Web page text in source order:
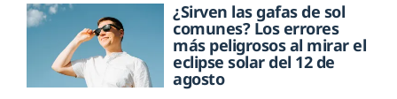
¿Sirven las gafas de sol
comunes? Los errores
más peligrosos al mirar el
eclipse solar del 12 de
agosto